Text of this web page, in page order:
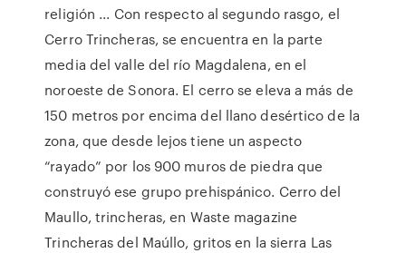
religión ... Con respecto al segundo rasgo, el
Cerro Trincheras, se encuentra en la parte
media del valle del río Magdalena, en el
noroeste de Sonora. El cerro se eleva a más de
150 metros por encima del llano desértico de la
zona, que desde lejos tiene un aspecto
“rayado” por los 900 muros de piedra que
construyó ese grupo prehispánico. Cerro del
Maullo, trincheras, en Waste magazine
Trincheras del Maúllo, gritos en la sierra Las